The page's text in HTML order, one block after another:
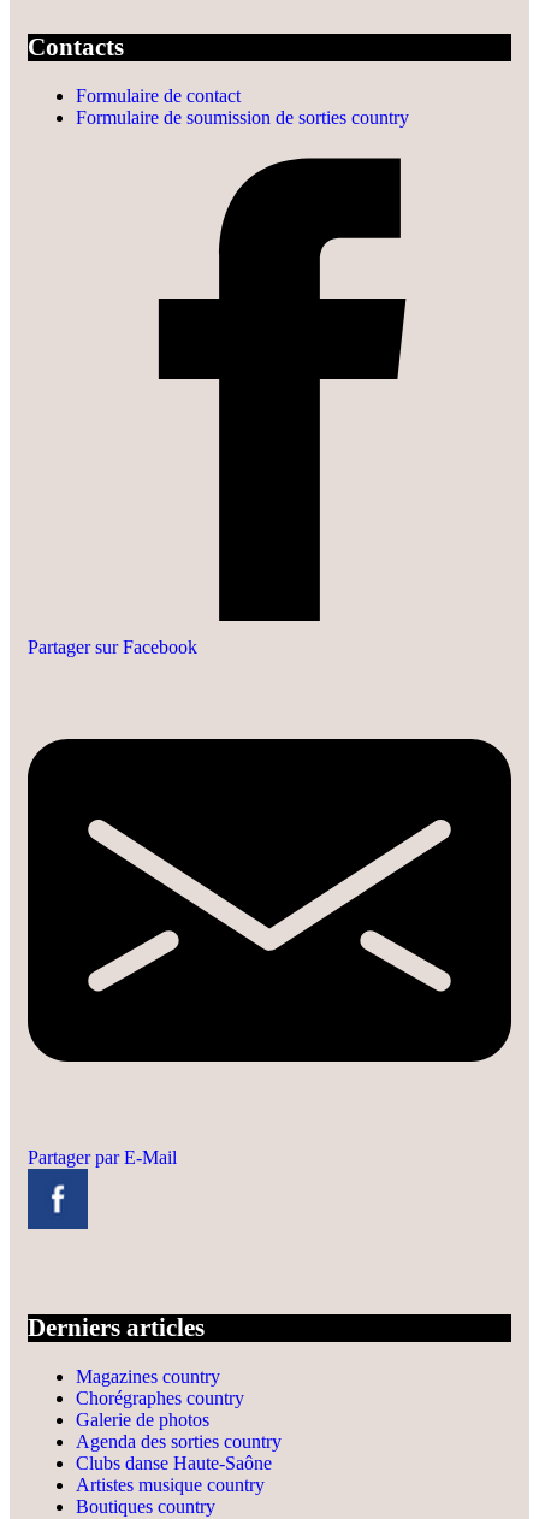
Contacts
Formulaire de contact
Formulaire de soumission de sorties country
Partager sur Facebook
Partager par E-Mail
Derniers articles
Magazines country
Chorégraphes country
Galerie de photos
Agenda des sorties country
Clubs danse Haute-Saône
Artistes musique country
Boutiques country